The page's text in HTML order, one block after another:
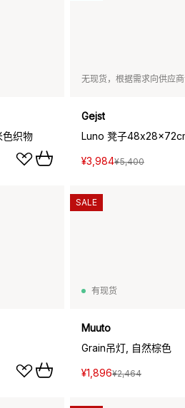
织物
无现货，根据需求向供应
Gejst
Luno 凳子
¥3,984¥5,400
有现货
Muuto
Grain吊灯, 自然棕色
¥1,896¥2,464
SALE